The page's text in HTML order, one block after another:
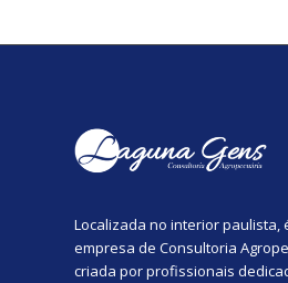
Localizada no interior paulista,
empresa de Consultoria
criada por profissionais